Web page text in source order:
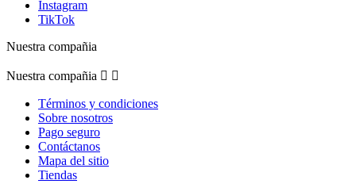
Instagram
TikTok
Nuestra compañia
Nuestra compañia  
Términos y condiciones
Sobre nosotros
Pago seguro
Contáctanos
Mapa del sitio
Tiendas